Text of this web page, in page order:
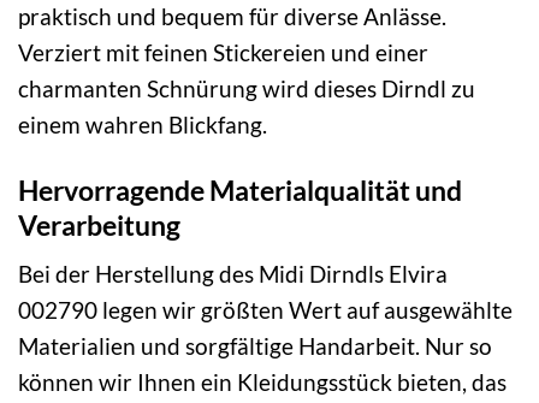
praktisch und bequem für diverse Anlässe.
Verziert mit feinen Stickereien und einer
charmanten Schnürung wird dieses Dirndl zu
einem wahren Blickfang.
Hervorragende Materialqualität und
Verarbeitung
Bei der Herstellung des Midi Dirndls Elvira
002790 legen wir größten Wert auf ausgewählte
Materialien und sorgfältige Handarbeit. Nur so
können wir Ihnen ein Kleidungsstück bieten, das